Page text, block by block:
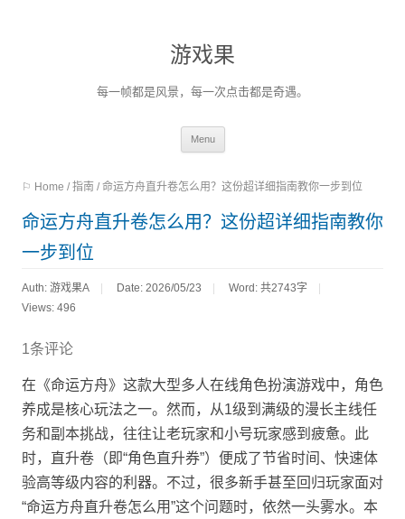
游戏果
每一帧都是风景，每一次点击都是奇遇。
Menu
content
⚐ Home / 指南 / 命运方舟直升卷怎么用？这份超详细指南教你一步到位
命运方舟直升卷怎么用？这份超详细指南教你
一步到位
Auth: 游戏果A Date: 2026/05/23 Word: 共2743字
Views: 496
1条评论
在《命运方舟》这款大型多人在线角色扮演游戏中，角色
养成是核心玩法之一。然而，从1级到满级的漫长主线任
务和副本挑战，往往让老玩家和小号玩家感到疲惫。此
时，直升卷（即“角色直升券”）便成了节省时间、快速体
验高等级内容的利器。不过，很多新手甚至回归玩家面对
“命运方舟直升卷怎么用”这个问题时，依然一头雾水。本